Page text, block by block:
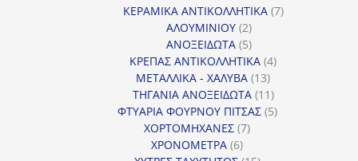
προϊόντα
ΚΕΡΑΜΙΚΑ ΑΝΤΙΚΟΛΛΗΤΙΚΑ 77
ΑΛΟΥΜΙΝΙΟΥ 22
προϊόντα
ΑΝΟΞΕΙΔΩΤΑ 55
προϊόντα
ΚΡΕΠΑΣ ΑΝΤΙΚΟΛΛΗΤΙΚΑ 44
ΜΕΤΑΛΛΙΚΑ - ΧΑΛΥΒΑ 1313
προϊόντα
ΤΗΓΑΝΙΑ ΑΝΟΞΕΙΔΩΤΑ 1111
προϊόντα
ΦΤΥΑΡΙΑ ΦΟΥΡΝΟΥ ΠΙΤΣΑΣ 55
ΧΟΡΤΟΜΗΧΑΝΕΣ 77
ΧΡΟΝΟΜΕΤΡΑ 66